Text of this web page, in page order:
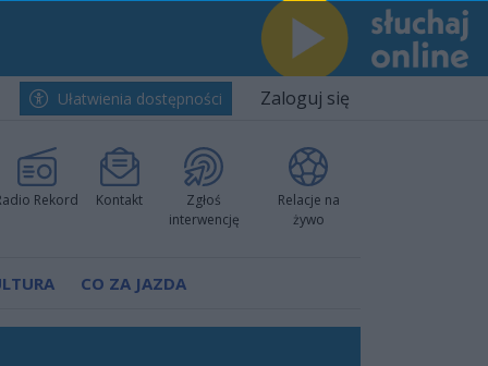
Ułatwienia dostępności Zaloguj się
Rekord Kontakt
Zgłoś
interwencję
Relacje na
żywo
CO ZA JAZDA